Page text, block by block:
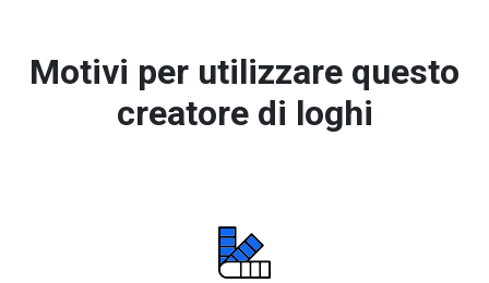
Motivi per utilizzare questo
creatore di loghi